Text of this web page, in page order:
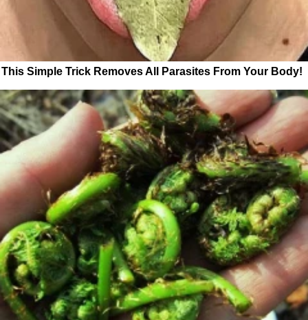
This Simple Trick Removes All Parasites From Your Body!